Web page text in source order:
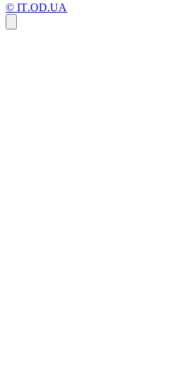
© IT.OD.UA